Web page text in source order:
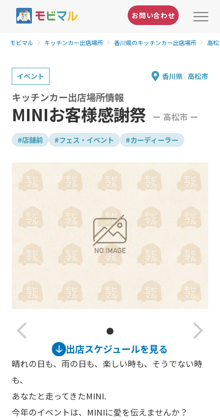
お問い合わせ
モビマル キッチンカー出店場所 香川県のキッチンカー出店場所 高
イベント 香川県 高松市
MINIお客様感謝祭 ー 高松市 ー
キッチンカー出店場所情報
#店舗前 #フェス・イベント #カーディーラー
arrow_back_ios_new arrow_forward_ios
出店スケジュールを見る
晴れの日も、雨の日も、楽しい時も、そうでない時
も、
あなたと走ってきたMINI.
今年のイベントは、MINIに愛を伝えませんか？